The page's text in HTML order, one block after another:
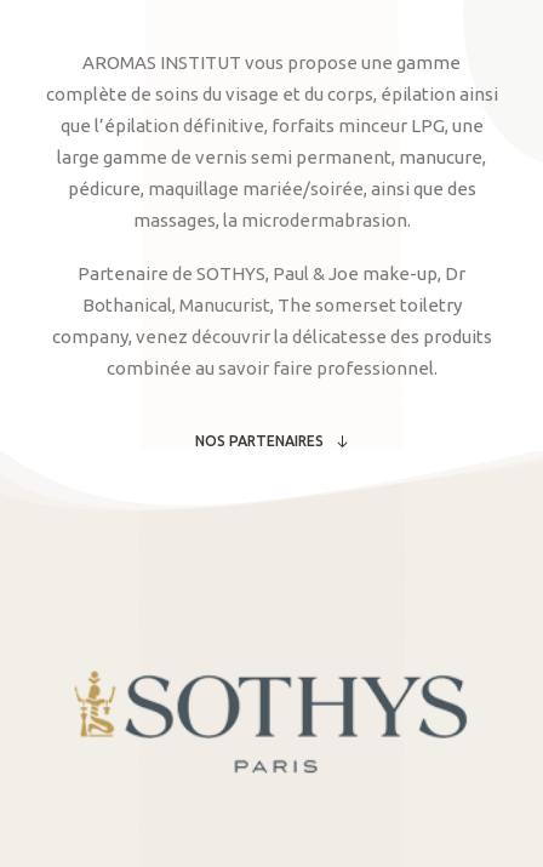
AROMAS INSTITUT vous propose une gamme
complète de soins du visage et du corps, épilation ainsi
que l’épilation définitive, forfaits minceur LPG, une
large gamme de vernis semi permanent, manucure,
pédicure, maquillage mariée/soirée, ainsi que des
massages, la microdermabrasion.
Partenaire de SOTHYS, Paul & Joe make-up, Dr
Bothanical, Manucurist, The somerset toiletry
company, venez découvrir la délicatesse des produits
combinée au savoir faire professionnel.
NOS PARTENAIRES